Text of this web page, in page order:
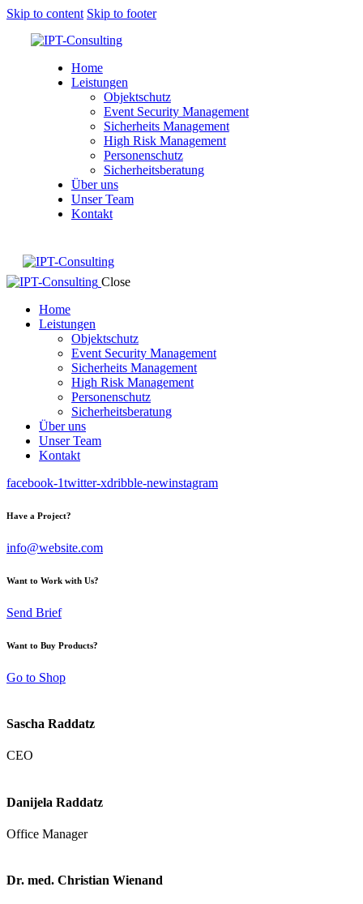
Skip to content Skip to footer
Home
Leistungen
Objektschutz
Event Security Management
Sicherheits Management
High Risk Management
Personenschutz
Sicherheitsberatung
Über uns
Unser Team
Kontakt
Close
Home
Leistungen
Objektschutz
Event Security Management
Sicherheits Management
High Risk Management
Personenschutz
Sicherheitsberatung
Über uns
Unser Team
Kontakt
facebook-1twitter-xdribble-newinstagram
Have a Project?
info@website.com
Want to Work with Us?
Send Brief
Want to Buy Products?
Go to Shop
Sascha Raddatz
CEO
Danijela Raddatz
Office Manager
Dr. med. Christian Wienand